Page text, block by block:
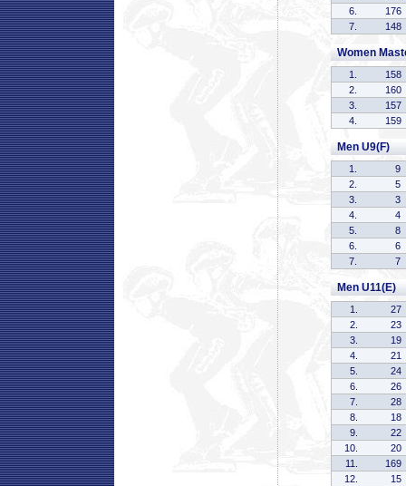
6.
176
7.
148
Women
1.
158
2.
160
3.
157
4.
159
Men U9(F)
1.
9
2.
5
3.
3
4.
4
5.
8
6.
6
7.
7
Men U11(E)
1.
27
2.
23
3.
19
4.
21
5.
24
6.
26
7.
28
8.
18
9.
22
10.
20
11.
169
12.
15